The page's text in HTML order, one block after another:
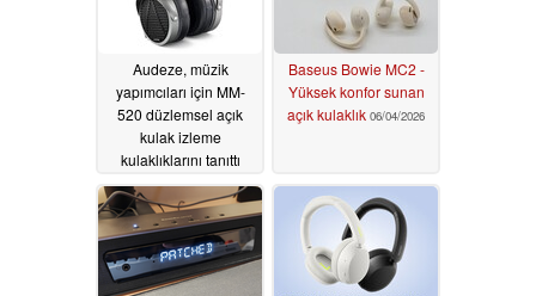
Audeze, müzik
yapımcıları için MM-
520 düzlemsel açık
kulak izleme
kulaklıklarını tanıttı
06/04/2026
Baseus Bowie MC2 -
Yüksek konfor sunan
açık kulaklık 06/04/2026